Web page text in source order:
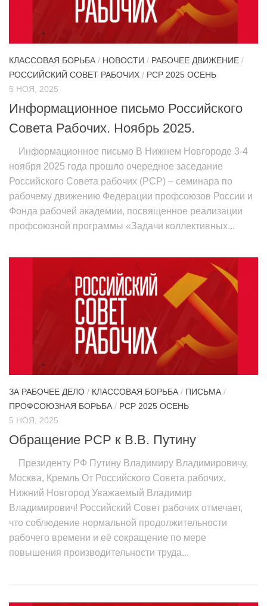
ИЗУЧЕНИЕ ДИАЛЕКТИКИ
ПРОФСОЮЗНАЯ БОРЬБА
НАРОДНАЯ ПРАВДА
КЛАССОВАЯ БОРЬБА / НОВОСТИ / РАБОЧЕЕ ДВИЖЕНИЕ /
РОССИЙСКИЙ СОВЕТ РАБОЧИХ / РСР 2025 ОСЕНЬ
5 НОЯ, 2025
Информационное письмо Российского
Совета Рабочих. Ноябрь 2025.
Информационное письмо В Нижнем Новгороде 3-4
ноября 2025 года прошло очередное заседание
Российского Совета рабочих (РСР) – семинара по
рабочему движению Федерации профсоюзов России и
Фонда рабочей академии, посвященное реализации
профсоюзной программы «Задачи коллективных...
ЗА РАБОЧЕЕ ДЕЛО / КЛАССОВАЯ БОРЬБА / ПИСЬМА /
ПРОФСОЮЗНАЯ БОРЬБА / РСР 2025 ОСЕНЬ
5 НОЯ, 2025
Обращение РСР к В.В. Путину
Президенту РФ Путину Владимиру Владимировичу,
Москва, Кремль От Российского Совета рабочих,
Нижний Новгород Уважаемый Владимир
Владимирович! Российский Совет рабочих отмечает,
что соблюдение нормальной продолжительности
рабочего времени и её сокращение по мере
повышения производительности труда...